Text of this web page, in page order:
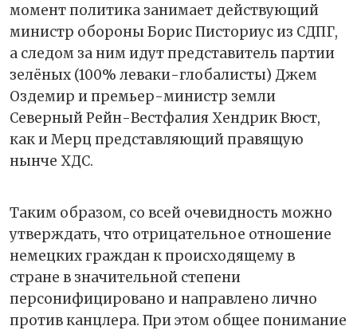
момент политика занимает действующий
министр обороны Борис Писториус из СДПГ,
а следом за ним идут представитель партии
зелёных (100% леваки-глобалисты) Джем
Оздемир и премьер-министр земли
Северный Рейн-Вестфалия Хендрик Вюст,
как и Мерц представляющий правящую
нынче ХДС.
Таким образом, со всей очевидность можно
утверждать, что отрицательное отношение
немецких граждан к происходящему в
стране в значительной степени
персонифицировано и направлено лично
против канцлера. При этом общее понимание